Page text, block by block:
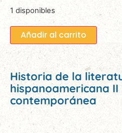
1 disponibles
Añadir al carrito
Historia de la
hispanoamericana II
contemporánea